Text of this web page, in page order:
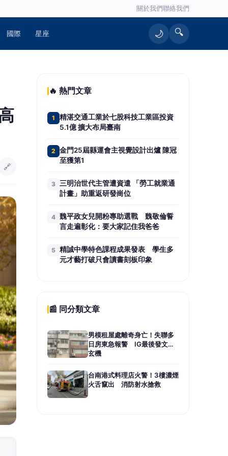
關於我們聯絡我們
國際 星座 🌙 🔍
🔗
🔥 熱門文章
1
精湛交通工業於七股科技工業區投資
5.1億 擴大布局臺南
2 金門25屆縣運會主視覺設計出爐 陳冠
至獲第1
3 三明治世代主管遭資遣 「勞工就業通
計畫」助重返研發崗位
4 魏平政女兒開粉專助選戰 魏敬倫誓
言走遍彰化：要大家記住我爸爸
5 精誠中學特色課程成果發表 學生多
元才藝打破只會讀書刻板印象
📰 同分類文章
男模租屋處離奇身亡！失聯多
日房東急報警 IG最後發文藏
玄機
台南港式料理店火警！3樓濃煙
火舌竄出 消防射水搶救